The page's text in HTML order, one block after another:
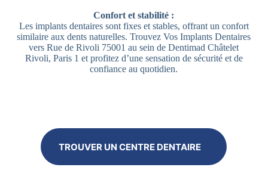
Confort et stabilité :
Les implants dentaires sont fixes et stables, offrant un confort
similaire aux dents naturelles. Trouvez Vos Implants Dentaires
vers Rue de Rivoli 75001 au sein de Dentimad Châtelet
Rivoli, Paris 1 et profitez d’une sensation de sécurité et de
confiance au quotidien.
TROUVER UN CENTRE DENTAIRE